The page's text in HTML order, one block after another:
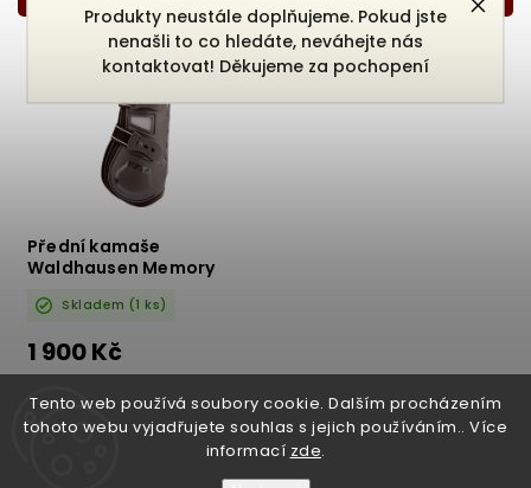
Tento web používá soubory cookie. Dalším procházením
tohoto webu vyjadřujete souhlas s jejich používáním.. Více
informací zde.
Produkty neustále doplňujeme. Pokud jste
nenašli to co hledáte, neváhejte nás
kontaktovat! Děkujeme za pochopení
Nejprodávanější
Abecedně
Přední kamaše
Waldhausen Memory
Skladem (1 ks)
1 900 Kč
DETAIL